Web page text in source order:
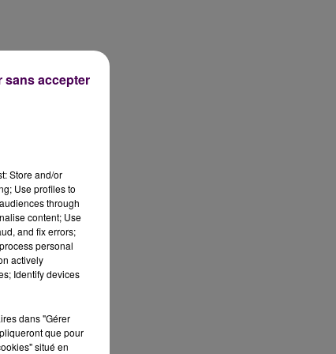
Store and/or
Use profiles to
through
content; Use
and fix errors;
personal
actively
Identify devices
dans "Gérer
que pour
situé en
sans accepter